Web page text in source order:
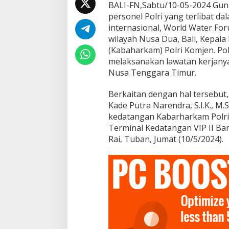
g
o
l
e
h
K
a
o
d
a
B
a
l
i
BALI-FN,Sabtu/10-05-2024
personel Polri yang terlibat
internasional, World Water
wilayah Nusa Dua, Bali,
(Kabaharkam) Polri Komjen.
melaksanakan lawatan
Nusa Tenggara Timur.
Berkaitan dengan hal
Kade Putra Narendra, S.I.K.,
kedatangan Kabarharkam
Terminal Kedatangan VIP II
Rai, Tuban, Jumat (10/5/2024).